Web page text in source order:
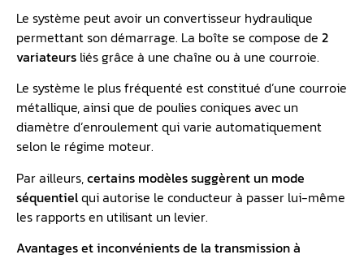
Le système peut avoir un convertisseur hydraulique
permettant son démarrage. La boîte se compose de 2
variateurs liés grâce à une chaîne ou à une courroie.
Le système le plus fréquenté est constitué d’une courroie
métallique, ainsi que de poulies coniques avec un
diamètre d’enroulement qui varie automatiquement
selon le régime moteur.
Par ailleurs,certains modèles suggèrent un mode
séquentielqui autorise le conducteur à passer lui-même
les rapports en utilisant un levier.
Avantages et inconvénients de la transmission à